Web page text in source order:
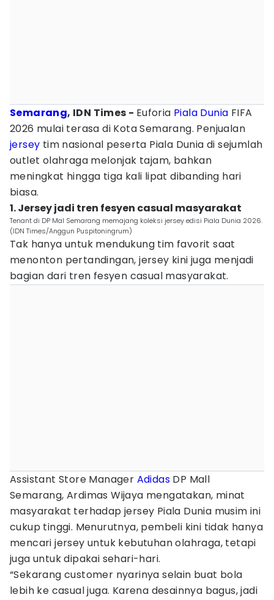
Semarang, IDN Times - Euforia Piala Dunia FIFA
2026 mulai terasa di Kota Semarang. Penjualan
jersey tim nasional peserta Piala Dunia di sejumlah
outlet olahraga melonjak tajam, bahkan
meningkat hingga tiga kali lipat dibanding hari
biasa.
1. Jersey jadi tren fesyen casual masyarakat
Tenant di DP Mal Semarang memajang koleksi jersey edisi Piala Dunia 2026.
(IDN Times/Anggun Puspitoningrum)
Tak hanya untuk mendukung tim favorit saat
menonton pertandingan, jersey kini juga menjadi
bagian dari tren fesyen casual masyarakat.
Assistant Store Manager Adidas DP Mall
Semarang, Ardimas Wijaya mengatakan, minat
masyarakat terhadap jersey Piala Dunia musim ini
cukup tinggi. Menurutnya, pembeli kini tidak hanya
mencari jersey untuk kebutuhan olahraga, tetapi
juga untuk dipakai sehari-hari.
“Sekarang customer nyarinya selain buat bola
lebih ke casual juga. Karena desainnya bagus, jadi